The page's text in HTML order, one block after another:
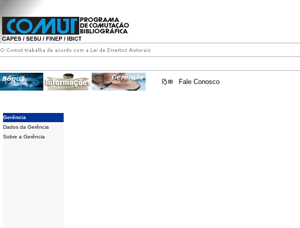
Fale Conosco
Gerência
Dados da Gerência
Sobre a Gerência